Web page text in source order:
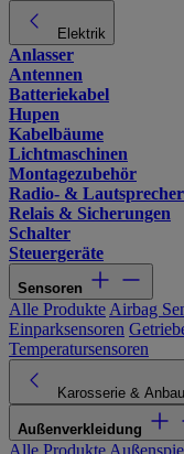
Elektrik
Anlasser
Antennen
Batteriekabel
Hupen
Kabelbäume
Lichtmaschinen
Montagezubehör
Radio- &
Relais & Sicherungen
Schalter
Steuergeräte
Sensoren
Alle Produkte Airbag
Einparksensoren
Temperatursensoren
Karosserie &
Außenverkleidung
Alle Produkte